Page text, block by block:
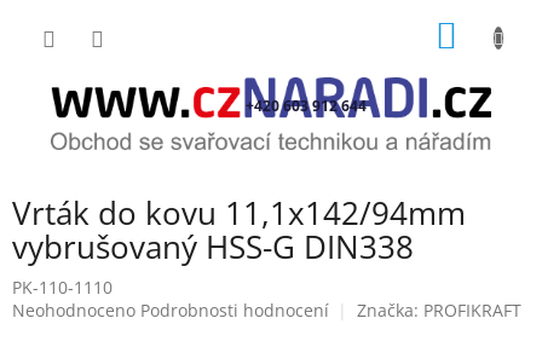
+420 603 912 644
Vrták do kovu 11,1x142/94mm
vybrušovaný HSS-G DIN338
PK-110-1110
Průměrné
Neohodnoceno Podrobnosti hodnocení Značka: PROFIKRAFT